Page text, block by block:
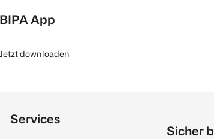
BIPA App
Jetzt downloaden
Services
Sicher